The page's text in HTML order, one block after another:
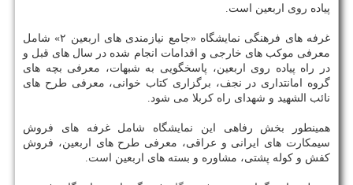
پیاده روی اربعین است.
غرفه های فرهنگی نمایشگاه «جامع نیازمندی های اربعین ۲» شامل
معرفی موكب های خارجی و اقدامات انجام شده در سال های قبل و
در راه پیاده روی اربعین، پاسخگویی به شبهات، معرفی بچه های
گروه امانتداری در نجف، برگزاری كتاب خوانی، معرفی طرح های
نائب الشهید و شهدای راه كربلا می شود.
همینطور بخش رفاهی این نمایشگاه شامل غرفه های فروش
سیمكارت های ایرانی و عراقی، معرفی طرح های اربعین، فروش
كفش و كوله پشتی، مشاوره و بسته های اربعین است.